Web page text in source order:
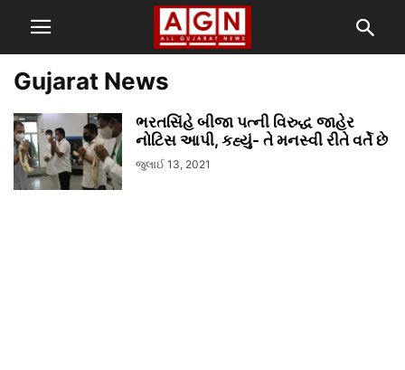
Gujarat News
ભરતસિંહે બીજા પત્ની વિરુદ્ધ જાહેર
નોટિસ આપી, કહ્યું- તે મનસ્વી રીતે વર્તે છે
જુલાઈ 13, 2021